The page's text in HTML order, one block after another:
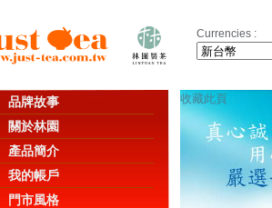
Currencies :
品牌故事
關於林園
產品簡介
我的帳戶
門市風格
收藏此頁